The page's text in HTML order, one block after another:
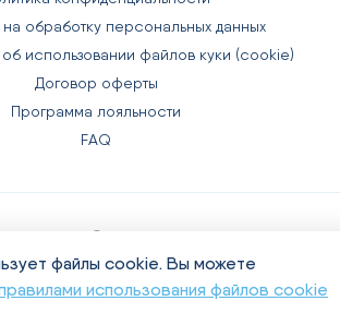
обработку персональных данных
использовании файлов куки (cookie)
Договор оферты
Программа лояльности
FAQ
DentalStuff © 2016-2024
ул.Генерала Белобородова, д.21
Дизайн сайта RDigital
файлы cookie. Вы можете
использования файлов cookie